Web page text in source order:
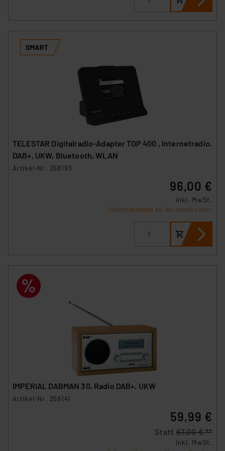
Daten in den USA. Ihre Einwilligung zur Einbindung von
(1) lit. a DSGVO. Nähere Infos zu diesen Drittanbietern
und zu der jeweiligen Datenübermittlung erhalten Sie in
der Datenschutzerklärung. Für die USA besteht kein
Angemessenheitsbeschluss der EU. Dies bedeutet,
dass die USA als Land mit unzureichendem
Datenschutz nach EU-Standards eingestuft wird. So
besteht etwa das Risiko, dass US-Behörden
personenbezogene Daten in
hiergegen Klagemöglichkeiten für Europäer bestehen.
Unsere Kooperation mit diesen Dienstleistern stützt
sich auf die Standarddatenschutzklauseln der
Europäischen Kommission sowie einer eigenen
insbesondere der Art der übermittelten Daten,
TELESTAR Digitalradio-Adapter TOP 400 , Internetradio,
DAB+, UKW, Bluetooth, WLAN
Artikel-Nr. 258193
96,00 €
inkl. MwSt.
Informationen zu Versandkosten
IMPERIAL DABMAN 30, Radio DAB+, UKW
Artikel-Nr. 258141
59,99 €
Statt 67,00 € **
inkl. MwSt.